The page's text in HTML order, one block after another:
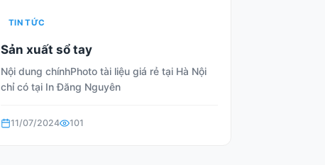
TIN TỨC
Sản xuất sổ tay
Nội dung chínhPhoto tài liệu giá rẻ tại Hà Nội
chỉ có tại In Đăng Nguyên
11/07/2024 101